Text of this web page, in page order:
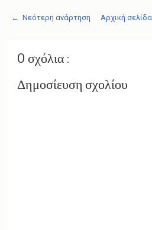
← Νεότερη ανάρτηση Αρχική σελίδα
0 σχόλια :
Δημοσίευση σχολίου